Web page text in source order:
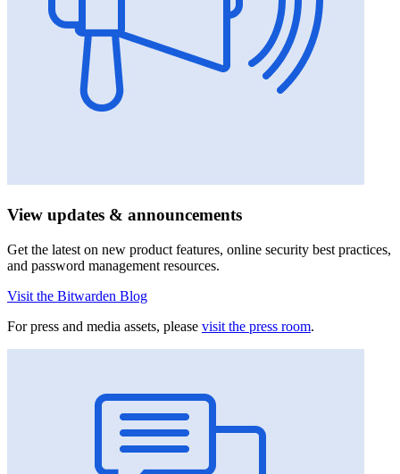
View updates & announcements
Get the latest on new product features, online security best practices,
and password management resources.
Visit the Bitwarden Blog
For press and media assets, please visit the press room.